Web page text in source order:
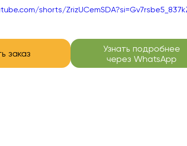
shorts/
заказ
Узнать подробнее
через WhatsApp